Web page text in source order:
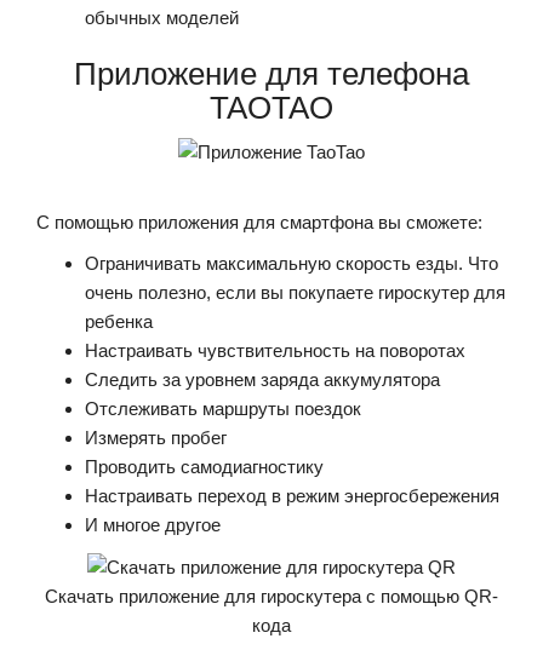
обычных моделей
Приложение для телефона
TAOTAO
С помощью приложения для смартфона вы сможете:
Ограничивать максимальную скорость езды. Что
очень полезно, если вы покупаете гироскутер для
ребенка
Настраивать чувствительность на поворотах
Следить за уровнем заряда аккумулятора
Отслеживать маршруты поездок
Измерять пробег
Проводить самодиагностику
Настраивать переход в режим энергосбережения
И многое другое
Скачать приложение для гироскутера с помощью QR-
кода